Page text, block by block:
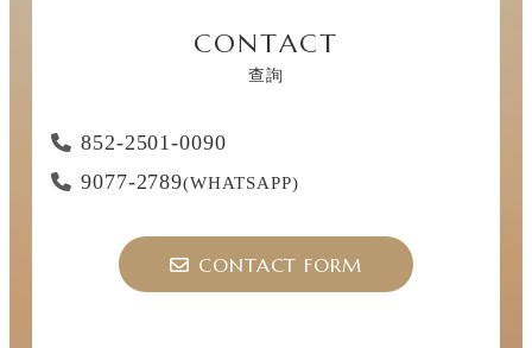
CONTACT
查詢
852-2501-0090
9077-2789(WHATSAPP)
CONTACT FORM